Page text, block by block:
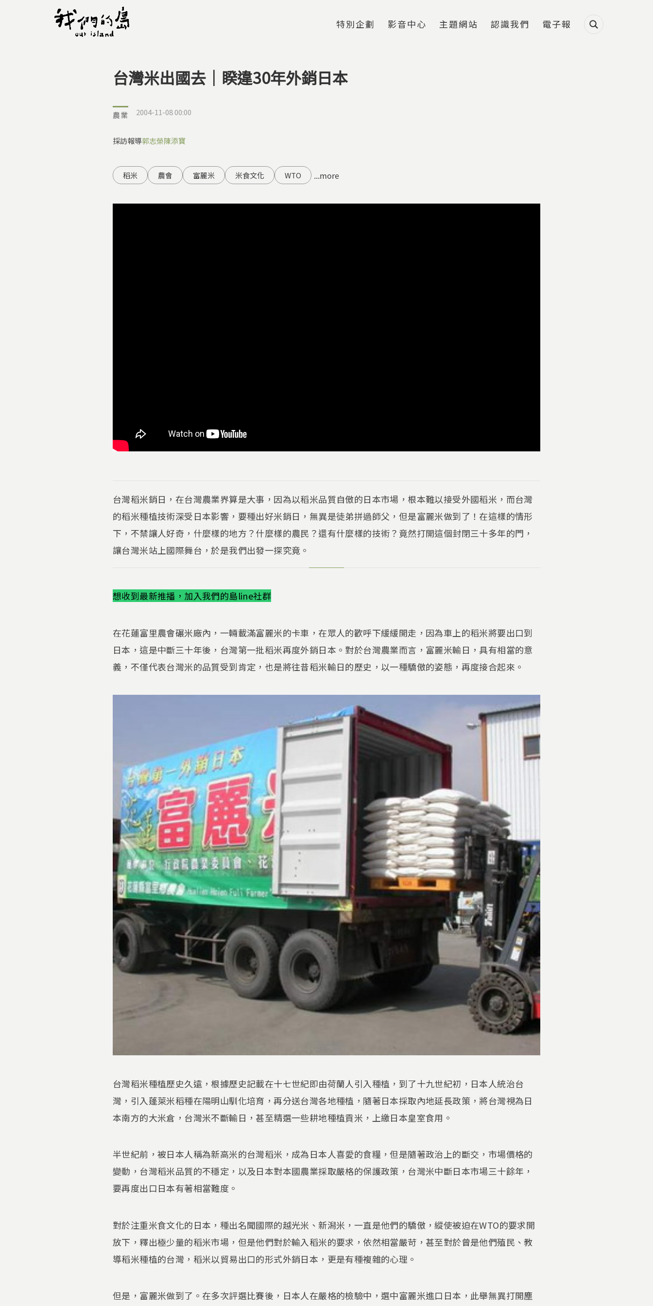
特別企劃 影音中心 主題網站 認識我們 電子報
您在這裡
台灣米出國去｜睽違30年外銷日本
農業 2004-11-08 00:00
採訪報導郭志榮陳添寶
稻米 農會 富麗米 米食文化 WTO ...more
台灣稻米銷日，在台灣農業界算是大事，因為以稻米品質自傲的日本市場，根本難以接受外國稻米，而台灣
的稻米種植技術深受日本影響，要種出好米銷日，無異是徒弟拼過師父，但是富麗米做到了！在這樣的情形
下，不禁讓人好奇，什麼樣的地方？什麼樣的農民？還有什麼樣的技術？竟然打開這個封閉三十多年的門，
讓台灣米站上國際舞台，於是我們出發一探究竟。
想收到最新推播，加入我們的島line社群
在花蓮富里農會碾米廠內，一輛載滿富麗米的卡車，在眾人的歡呼下緩緩開走，因為車上的稻米將要出口到
日本，這是中斷三十年後，台灣第一批稻米再度外銷日本。對於台灣農業而言，富麗米輸日，具有相當的意
義，不僅代表台灣米的品質受到肯定，也是將往昔稻米輸日的歷史，以一種驕傲的姿態，再度接合起來。
台灣稻米種植歷史久遠，根據歷史記載在十七世紀即由荷蘭人引入種植，到了十九世紀初，日本人統治台
灣，引入蓬萊米稻種在陽明山馴化培育，再分送台灣各地種植，隨著日本採取內地延長政策，將台灣視為日
本南方的大米倉，台灣米不斷輸日，甚至精選一些耕地種植貢米，上繳日本皇室食用。
半世紀前，被日本人稱為新高米的台灣稻米，成為日本人喜愛的食糧，但是隨著政治上的斷交，市場價格的
變動，台灣稻米品質的不穩定，以及日本對本國農業採取嚴格的保護政策，台灣米中斷日本市場三十餘年，
要再度出口日本有著相當難度。
對於注重米食文化的日本，種出名聞國際的越光米、新潟米，一直是他們的驕傲，縱使被迫在WTO的要求開
放下，釋出極少量的稻米市場，但是他們對於輸入稻米的要求，依然相當嚴苛，甚至對於曾是他們殖民、教
導稻米種植的台灣，稻米以貿易出口的形式外銷日本，更是有種複雜的心理。
但是，富麗米做到了。在多次評選比賽後，日本人在嚴格的檢驗中，選中富麗米進口日本，此舉無異打開塵